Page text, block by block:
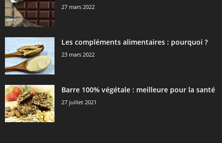
27 mars 2022
Les compléments alimentaires : pourquoi ?
23 mars 2022
Barre 100% végétale : meilleure pour la santé
27 juillet 2021